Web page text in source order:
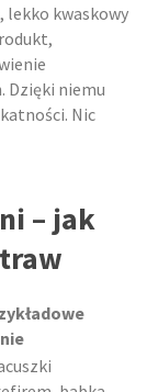
lekko kwaskowy
Dzięki niemu
Nic
– jak